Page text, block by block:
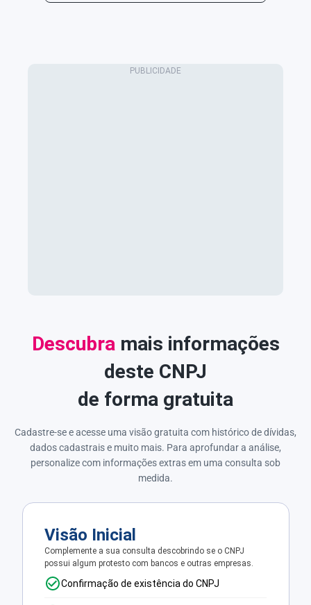
Descubramais informações
deste CNPJ
de forma gratuita
Cadastre-se e acesse uma visão gratuita com histórico de dívidas,
dados cadastrais e muito mais. Para aprofundar a análise,
personalize com informações extras em uma consulta sob
medida.
Visão Inicial
Complemente a sua consulta descobrindo se o CNPJ
possui algum protesto com bancos e outras empresas.
Confirmação de existência do CNPJ